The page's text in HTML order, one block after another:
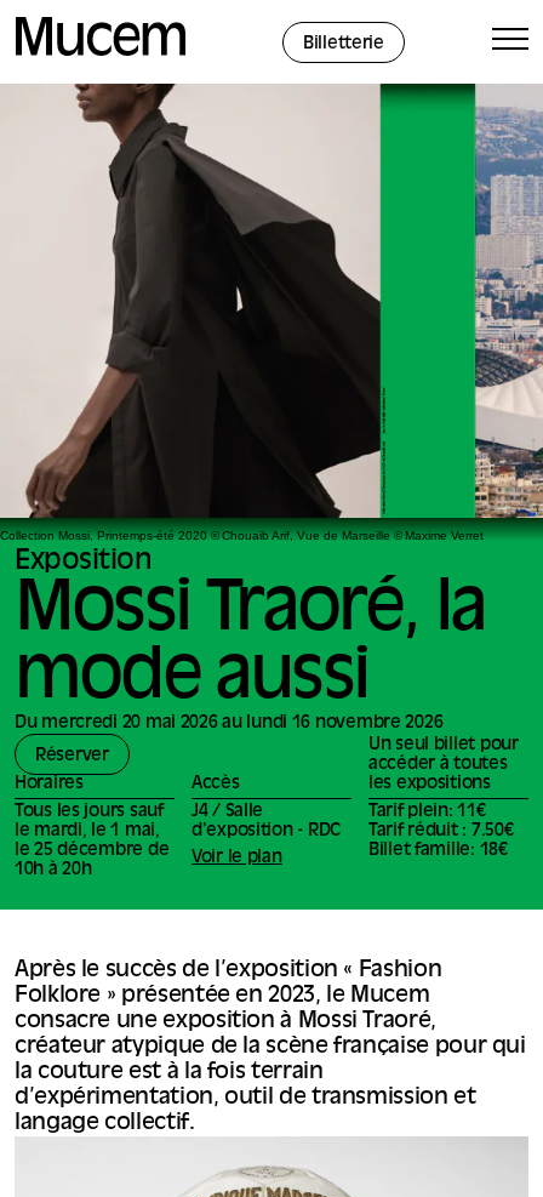
Billetterie
Exposition
Mossi Traoré, la
mode aussi
Du mercredi 20 mai 2026 au lundi 16 novembre 2026
Réserver
Horaires
Tous les jours sauf
le mardi, le 1 mai,
le 25 décembre de
10h à 20h
Accès
J4 / Salle
d'exposition - RDC
Voir le plan
Un seul billet pour
accéder à toutes
les expositions
Tarif plein: 11€
Tarif réduit : 7.50€
Billet famille: 18€
Collection Mossi, Printemps-été 2020 © Chouaib Arif, Vue de Marseille © Maxime Verret
Après le succès de l’exposition « Fashion
Folklore » présentée en 2023, le Mucem
consacre une exposition à Mossi Traoré,
créateur atypique de la scène française pour qui
la couture est à la fois terrain
d’expérimentation, outil de transmission et
langage collectif.